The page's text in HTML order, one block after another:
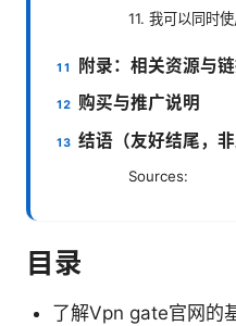
11. 我可以同时
附录：相关资源与
购买与推广说明
结语（友好结尾，非
Sources:
目录
了解Vpn gate官网的